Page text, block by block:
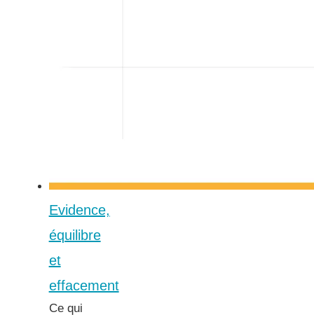
Evidence,
équilibre
et
effacement
Ce qui